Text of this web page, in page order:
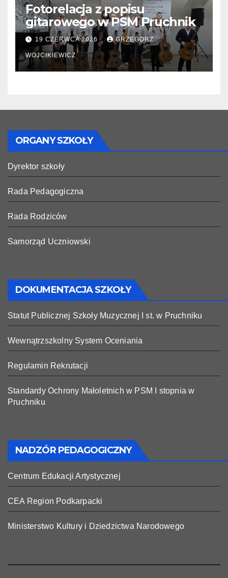
Fotorelacja z popisu
gitarowego w PSM Pruchnik
19 CZERWCA 2026 GRZEGORZ
WOJCIKIEWICZ
ORGANY SZKOŁY
Dyrektor szkoły
Rada Pedagogiczna
Rada Rodziców
Samorząd Uczniowski
DOKUMENTACJA SZKOŁY
Statut Publicznej Szkoły Muzycznej I st. w Pruchniku
Wewnątrzszkolny System Oceniania
Regulamin Rekrutacji
Standardy Ochrony Małoletnich w PSM I stopnia w
Pruchniku
NADZÓR PEDAGOGICZNY
Centrum Edukacji Artystycznej
CEA Region Podkarpacki
Ministerstwo Kultury i Dziedzictwa Narodowego